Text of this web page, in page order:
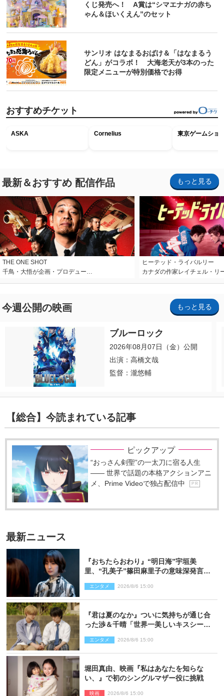
くじ発売へ！ A賞は“シマエナガの赤ち
ゃん＆ほいくえん”のセット
サンリオ はなまるおばけ＆「はなまるう
どん」がコラボ！ 大海老天が3本のった
限定メニューが特別価格でお得
おすすめチケット
ASKA Cornelius 東京ゲームショ
最新＆おすすめ 配信作品 もっと見る
THE ONE SHOT
千鳥・大悟が企画・プロデュー…
ヒーテッド・ライバルリー
カナダの作家レイチェル・リ
今週公開の映画 もっと見る
ブルーロック
2026年08月07日（金）公開
出演：高橋文哉
監督：瀧悠輔
【総合】今読まれている記事
ピックアップ
“おっさん剣聖”の一太刀に宿る人生
―― 世界で話題の本格アクションアニ
メ、Prime Videoで独占配信中
P R
最新ニュース
『おちたらおわり』“明日海”宇垣美
里、“孔美子”篠田麻里子の意味深発言に
開」
エンタメ 2026/8/6 15:00
『君は夏のなか』ついに気持ちが通じ合
った渉＆千晴「世界一美しいキスシー
エンタメ 2026/8/6 15:00
堀田真由、映画『私はあなたを知らな
い、』で初のシングルマザー役に挑戦
映画 2026/8/6 15:00